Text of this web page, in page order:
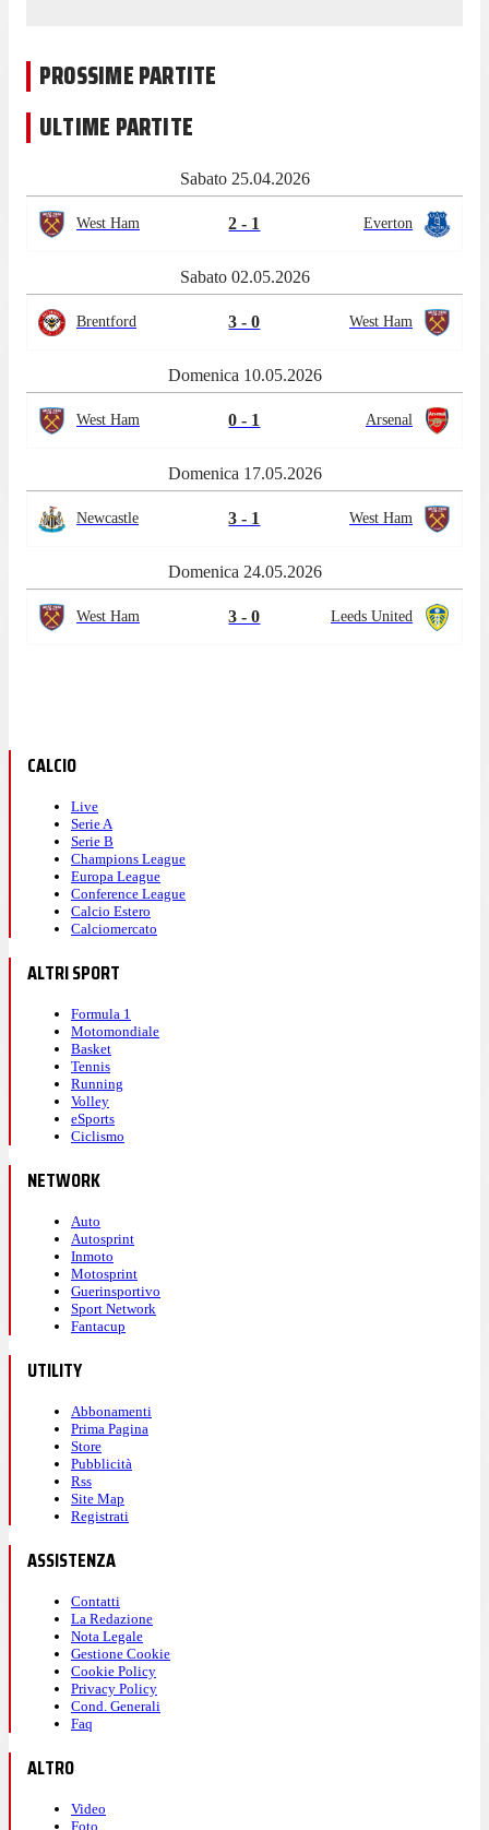
PROSSIME PARTITE
ULTIME PARTITE
Sabato 25.04.2026
West Ham 2 - 1 Everton
Sabato 02.05.2026
Brentford 3 - 0 West Ham
Domenica 10.05.2026
West Ham 0 - 1 Arsenal
Domenica 17.05.2026
Newcastle 3 - 1 West Ham
Domenica 24.05.2026
West Ham 3 - 0 Leeds United
CALCIO
Live
Serie A
Serie B
Champions League
Europa League
Conference League
Calcio Estero
Calciomercato
ALTRI SPORT
Formula 1
Motomondiale
Basket
Tennis
Running
Volley
eSports
Ciclismo
NETWORK
Auto
Autosprint
Inmoto
Motosprint
Guerinsportivo
Sport Network
Fantacup
UTILITY
Abbonamenti
Prima Pagina
Store
Pubblicità
Rss
Site Map
Registrati
ASSISTENZA
Contatti
La Redazione
Nota Legale
Gestione Cookie
Cookie Policy
Privacy Policy
Cond. Generali
Faq
ALTRO
Video
Foto